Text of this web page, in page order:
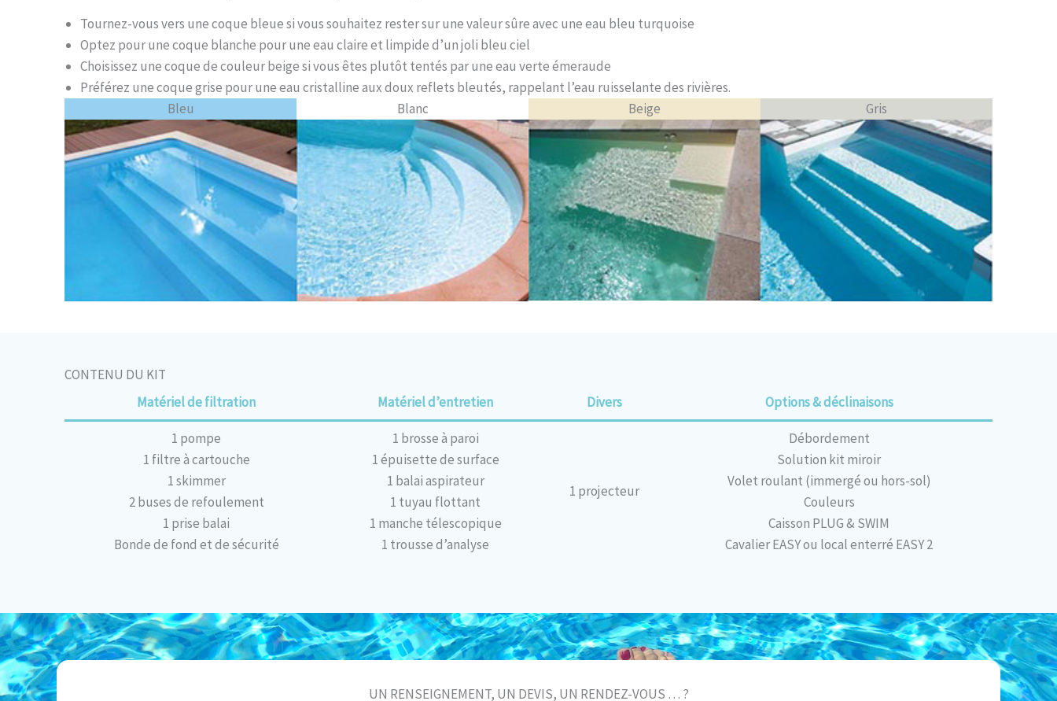
Tournez-vous vers une coque bleue si vous souhaitez rester sur une valeur sûre avec une eau bleu turquoise
Optez pour une coque blanche pour une eau claire et limpide d’un joli bleu ciel
Choisissez une coque de couleur beige si vous êtes plutôt tentés par une eau verte émeraude
Préférez une coque grise pour une eau cristalline aux doux reflets bleutés, rappelant l’eau ruisselante des rivières.
Bleu
Blanc Beige Gris
CONTENU DU KIT
Matériel de filtration
Matériel d’entretien Divers Options & déclinaisons
1 pompe
1 filtre à cartouche
1 skimmer
2 buses de refoulement
1 prise balai
Bonde de fond et de sécurité
1 brosse à paroi
1 épuisette de surface
1 balai aspirateur
1 tuyau flottant
1 manche télescopique
1 trousse d’analyse
1 projecteur
Débordement
Solution kit miroir
Volet roulant (immergé ou hors-sol)
Couleurs
Caisson PLUG & SWIM
Cavalier EASY ou local enterré EASY 2
UN RENSEIGNEMENT, UN DEVIS, UN RENDEZ-VOUS … ?